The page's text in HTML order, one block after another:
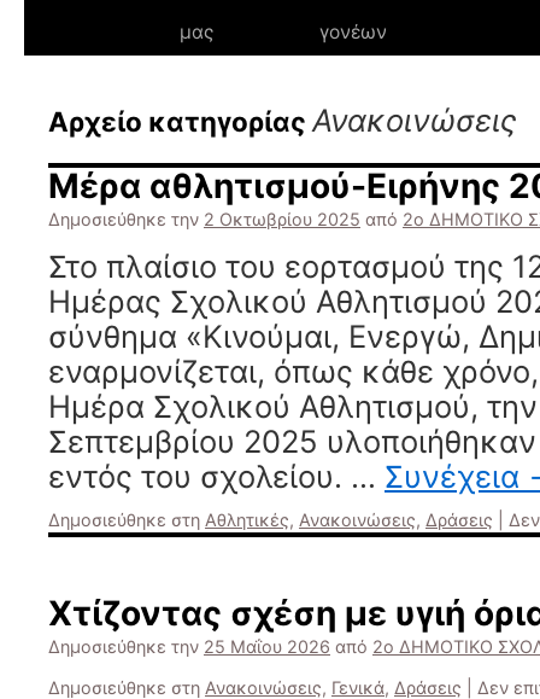
μας
γονέων
Αρχείο κατηγορίας Ανακοινώσεις
Μέρα αθλητισμού-Ειρήνης
Δημοσιεύθηκε την 2 Οκτωβρίου 2025 από 2ο ΔΗΜΟΤΙΚΟ
Στο πλαίσιο του εορτασμού της
Ημέρας Σχολικού Αθλητισμού
σύνθημα «Κινούμαι, Ενεργώ,
εναρμονίζεται, όπως κάθε
Ημέρα Σχολικού Αθλητισμού,
Σεπτεμβρίου 2025
εντός του σχολείου. … Συνέχεια
Δημοσιεύθηκε στη Αθλητικές, Ανακοινώσεις, Δράσεις
Χτίζοντας σχέση με υγιή
Δημοσιεύθηκε την 25 Μαΐου 2026 από 2ο ΔΗΜΟΤΙΚΟ
Δημοσιεύθηκε στη Ανακοινώσεις, Γενικά, Δράσεις Δεν